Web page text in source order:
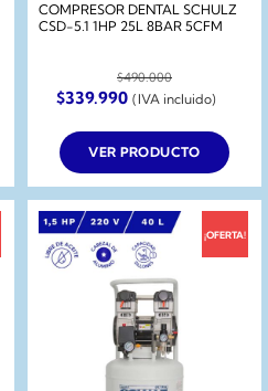
COMPRESOR DENTAL SCHULZ
CSD-5.1 1HP 25L 8BAR 5CFM
$490.000
El
precio
original
era:
$490.000.
$339.990El
precio
actual
es:
$339.990.
(IVA incluido)
VER PRODUCTO
¡OFERTA!